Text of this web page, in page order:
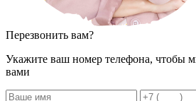
Перезвонить вам?
Укажите ваш номер телефона, чтобы
вами